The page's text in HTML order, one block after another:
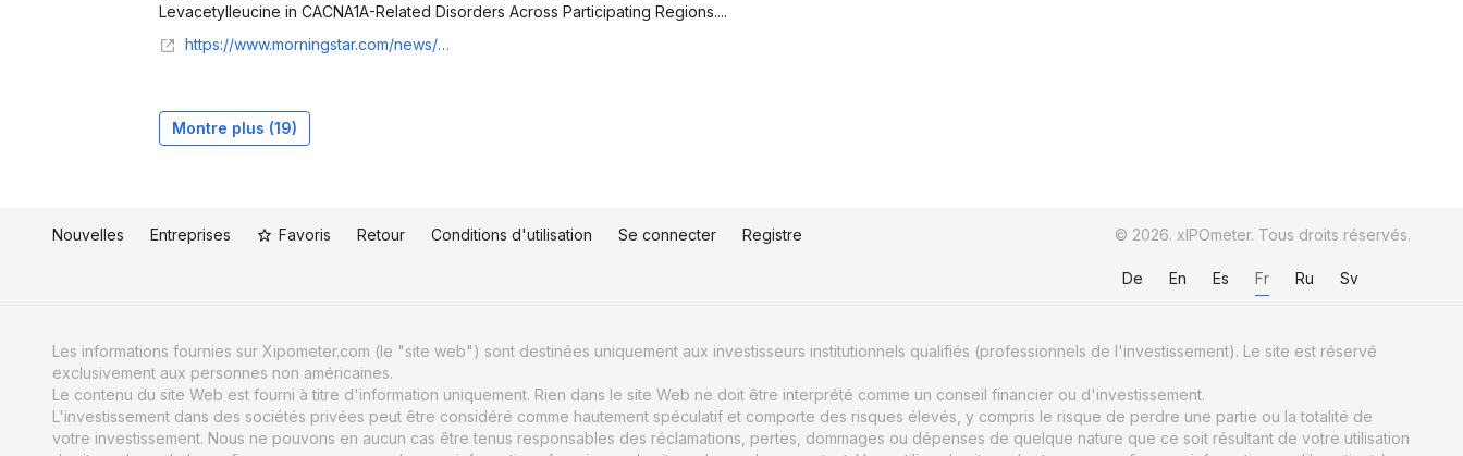
Levacetylleucine in CACNA1A-Related Disorders Across Participating Regions....
https://www.morningstar.com/news/business-wire/20260520395239/intrabio-receives-regulatory-authorization-to-begin-pivotal-phase-iii-trial-of-levacetylleucine-in-cacna1a-related-disorders-across-participating-regions
Montre plus (19)
Nouvelles Entreprises Favoris Retour Conditions d'utilisation Se connecter Registre © 2026. xIPOmeter. Tous droits réservés.
De En Es Fr Ru Sv
Les informations fournies sur Xipometer.com (le "site web") sont destinées uniquement aux investisseurs institutionnels qualifiés (professionnels de l'investissement). Le site est réservé
exclusivement aux personnes non américaines.
Le contenu du site Web est fourni à titre d'information uniquement. Rien dans le site Web ne doit être interprété comme un conseil financier ou d'investissement.
L'investissement dans des sociétés privées peut être considéré comme hautement spéculatif et comporte des risques élevés, y compris le risque de perdre une partie ou la totalité de
votre investissement. Nous ne pouvons en aucun cas être tenus responsables des réclamations, pertes, dommages ou dépenses de quelque nature que ce soit résultant de votre utilisation